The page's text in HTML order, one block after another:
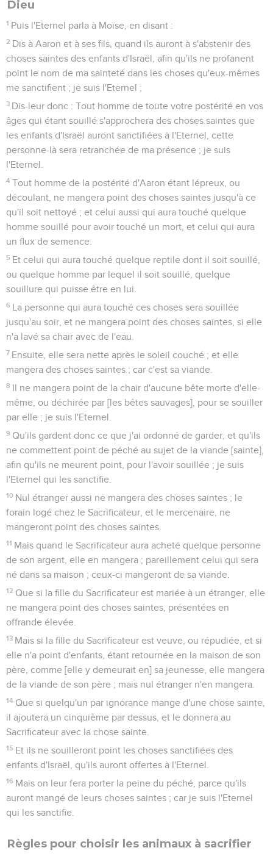
Dieu
1 Puis l'Eternel parla à Moïse, en disant :
2 Dis à Aaron et à ses fils, quand ils auront à s'abstenir des
choses saintes des enfants d'Israël, afin qu'ils ne profanent
point le nom de ma sainteté dans les choses qu'eux-mêmes
me sanctifient ; je suis l'Eternel ;
3 Dis-leur donc : Tout homme de toute votre postérité en vos
âges qui étant souillé s'approchera des choses saintes que
les enfants d'Israël auront sanctifiées à l'Eternel, cette
personne-là sera retranchée de ma présence ; je suis
l'Eternel.
4 Tout homme de la postérité d'Aaron étant lépreux, ou
découlant, ne mangera point des choses saintes jusqu'à ce
qu'il soit nettoyé ; et celui aussi qui aura touché quelque
homme souillé pour avoir touché un mort, et celui qui aura
un flux de semence.
5 Et celui qui aura touché quelque reptile dont il soit souillé,
ou quelque homme par lequel il soit souillé, quelque
souillure qui puisse être en lui.
6 La personne qui aura touché ces choses sera souillée
jusqu'au soir, et ne mangera point des choses saintes, si elle
n'a lavé sa chair avec de l'eau.
7 Ensuite, elle sera nette après le soleil couché ; et elle
mangera des choses saintes ; car c'est sa viande.
8 Il ne mangera point de la chair d'aucune bête morte d'elle-
même, ou déchirée par [les bêtes sauvages], pour se souiller
par elle ; je suis l'Eternel.
9 Qu'ils gardent donc ce que j'ai ordonné de garder, et qu'ils
ne commettent point de péché au sujet de la viande [sainte],
afin qu'ils ne meurent point, pour l'avoir souillée ; je suis
l'Eternel qui les sanctifie.
10 Nul étranger aussi ne mangera des choses saintes ; le
forain logé chez le Sacrificateur, et le mercenaire, ne
mangeront point des choses saintes.
11 Mais quand le Sacrificateur aura acheté quelque personne
de son argent, elle en mangera ; pareillement celui qui sera
né dans sa maison ; ceux-ci mangeront de sa viande.
12 Que si la fille du Sacrificateur est mariée à un étranger, elle
ne mangera point des choses saintes, présentées en
offrande élevée.
13 Mais si la fille du Sacrificateur est veuve, ou répudiée, et si
elle n'a point d'enfants, étant retournée en la maison de son
père, comme [elle y demeurait en] sa jeunesse, elle mangera
de la viande de son père ; mais nul étranger n'en mangera.
14 Que si quelqu'un par ignorance mange d'une chose sainte,
il ajoutera un cinquième par dessus, et le donnera au
Sacrificateur avec la chose sainte.
15 Et ils ne souilleront point les choses sanctifiées des
enfants d'Israël, qu'ils auront offertes à l'Eternel.
16 Mais on leur fera porter la peine du péché, parce qu'ils
auront mangé de leurs choses saintes ; car je suis l'Eternel
qui les sanctifie.
Règles pour choisir les animaux à sacrifier